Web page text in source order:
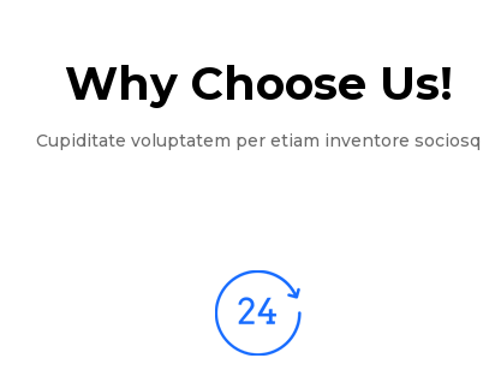
Why Choose Us!​
Cupiditate voluptatem per etiam inventore sociosq